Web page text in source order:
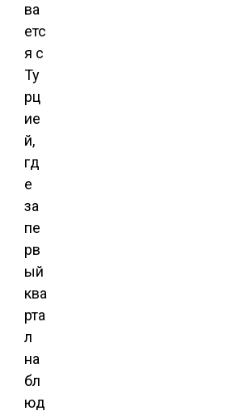
ва
етс
я с
Ту
рц
ие
й,
гд
е
за
пе
рв
ый
ква
рта
л
на
бл
юд